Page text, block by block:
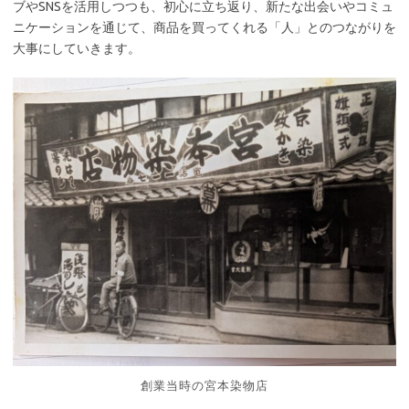
ブやSNSを活用しつつも、初心に立ち返り、新たな出会いやコミュ
ニケーションを通じて、商品を買ってくれる「人」とのつながりを
大事にしていきます。
創業当時の宮本染物店